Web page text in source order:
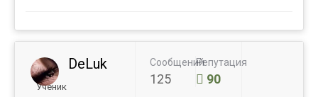
DeLuk
Ученик
Сообщений
125
Репутация
90